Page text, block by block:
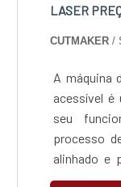
LASER
CUTMAKER/
A máquina
acessível é
seu
processo
alinhado e
problemas